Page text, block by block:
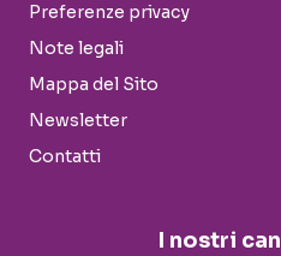
Preferenze privacy
Note legali
Mappa del Sito
Newsletter
Contatti
I nostri